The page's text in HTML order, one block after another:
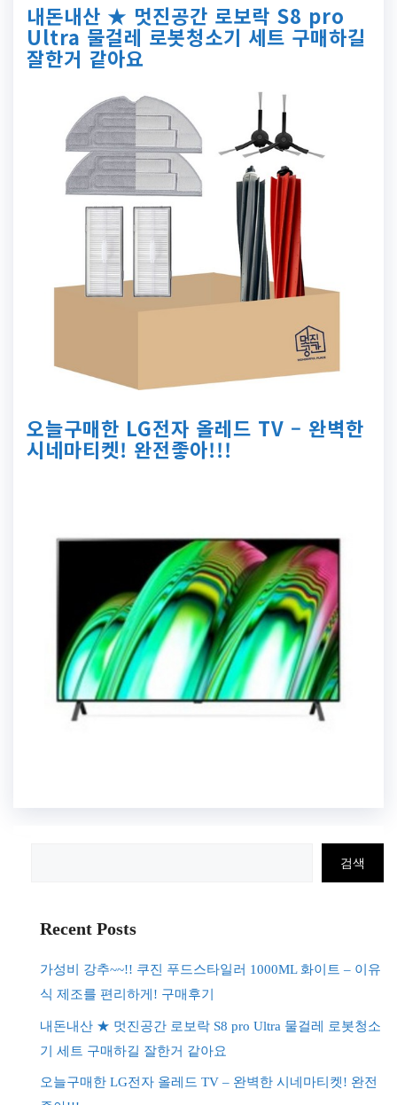
내돈내산 ★ 멋진공간 로보락 S8 pro
Ultra 물걸레 로봇청소기 세트 구매하길
잘한거 같아요
오늘구매한 LG전자 올레드 TV – 완벽한
시네마티켓! 완전좋아!!!
검색
Recent Posts
가성비 강추~~!! 쿠진 푸드스타일러 1000ML 화이트 – 이유
식 제조를 편리하게! 구매후기
내돈내산 ★ 멋진공간 로보락 S8 pro Ultra 물걸레 로봇청소
기 세트 구매하길 잘한거 같아요
오늘구매한 LG전자 올레드 TV – 완벽한 시네마티켓! 완전